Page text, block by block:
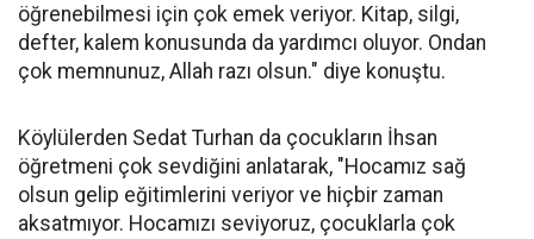
öğrenebilmesi için çok emek veriyor. Kitap, silgi,
defter, kalem konusunda da yardımcı oluyor. Ondan
çok memnunuz, Allah razı olsun." diye konuştu.
Köylülerden Sedat Turhan da çocukların İhsan
öğretmeni çok sevdiğini anlatarak, "Hocamız sağ
olsun gelip eğitimlerini veriyor ve hiçbir zaman
aksatmıyor. Hocamızı seviyoruz, çocuklarla çok